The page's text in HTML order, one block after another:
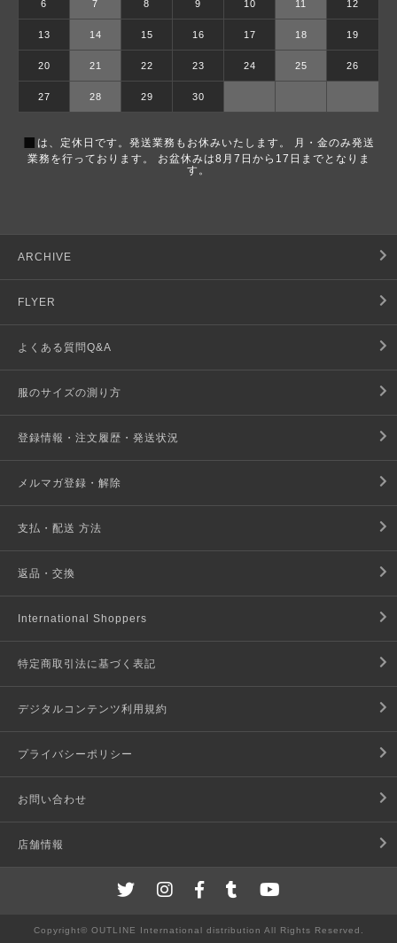
6 7 8 9 10 11 12
13 14 15 16 17 18 19
20 21 22 23 24 25 26
27 28 29 30
■ は、定休日です。発送業務もお休みいたします。 月・金のみ発送
業務を行っております。 お盆休みは8月7日から17日までとなりま
す。
ARCHIVE
FLYER
よくある質問Q&A
服のサイズの測り方
登録情報・注文履歴・発送状況
メルマガ登録・解除
支払・配送 方法
返品・交換
International Shoppers
特定商取引法に基づく表記
デジタルコンテンツ利用規約
プライバシーポリシー
お問い合わせ
店舗情報
Copyright© OUTLINE International distribution All Rights Reserved.